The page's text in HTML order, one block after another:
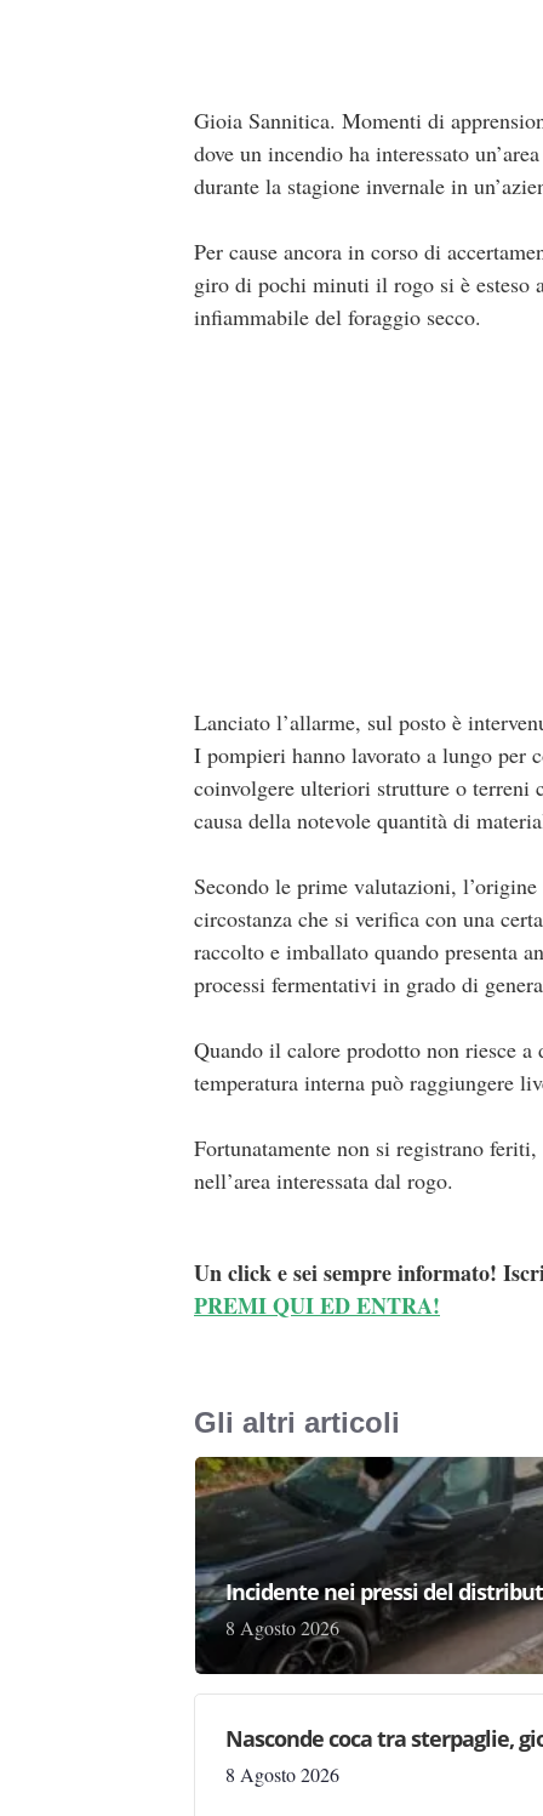
Gioia Sannitica. Momenti di
dove un incendio ha interessato
durante la stagione invernale in
Per cause ancora in corso di
giro di pochi minuti il rogo si è esteso
infiammabile del foraggio secco.
Lanciato l’allarme, sul posto è
I pompieri hanno lavorato a lungo per
coinvolgere ulteriori strutture o terreni
causa della notevole quantità di
Secondo le prime valutazioni,
circostanza che si verifica con una
raccolto e imballato quando presenta
processi fermentativi in grado di
Quando il calore prodotto non riesce
temperatura interna può raggiungere
Fortunatamente non si registrano
nell’area interessata dal rogo.
Un click e sei sempre informato!
PREMI QUI ED ENTRA!
Gli altri articoli
Incidente nei pressi del
8 Agosto 2026
Nasconde coca tra sterpaglie,
8 Agosto 2026